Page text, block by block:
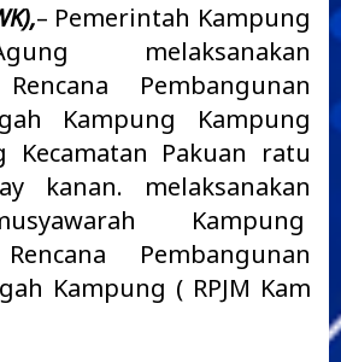
– Pemerintah Kampung
melaksanakan
Pembangunan
Kampung Kampung
Kecamatan Pakuan ratu
kanan. melaksanakan
Kampung
Pembangunan
Kampung ( RPJM Kam